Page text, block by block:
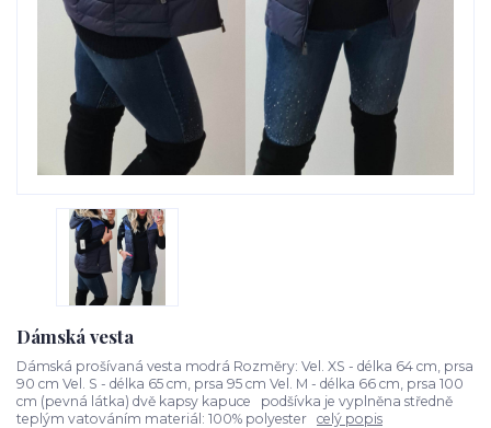
Dámská vesta
Dámská prošívaná vesta modrá Rozměry: Vel. XS - délka 64 cm, prsa
90 cm Vel. S - délka 65 cm, prsa 95 cm Vel. M - délka 66 cm, prsa 100
cm (pevná látka) dvě kapsy kapuce podšívka je vyplněna středně
teplým vatováním materiál: 100% polyester celý popis